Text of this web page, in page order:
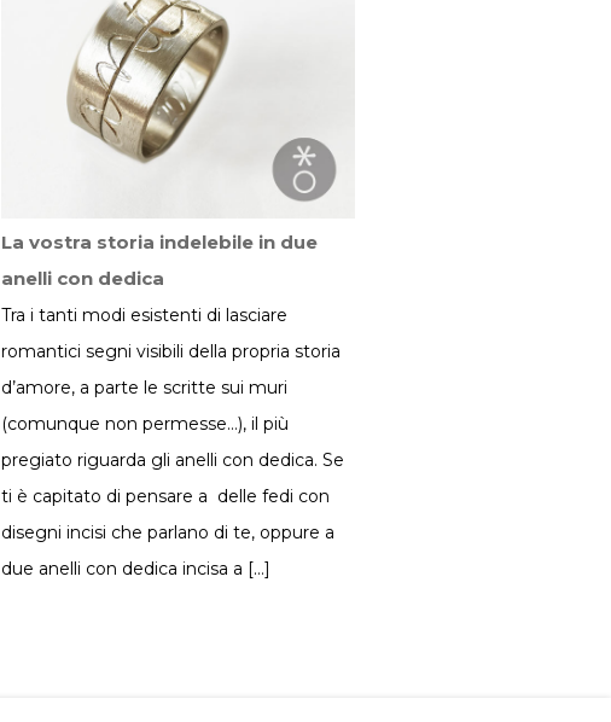
La vostra storia indelebile in due
anelli con dedica
Tra i tanti modi esistenti di lasciare
romantici segni visibili della propria storia
d’amore, a parte le scritte sui muri
(comunque non permesse…), il più
pregiato riguarda gli anelli con dedica. Se
ti è capitato di pensare a delle fedi con
disegni incisi che parlano di te, oppure a
due anelli con dedica incisa a […]